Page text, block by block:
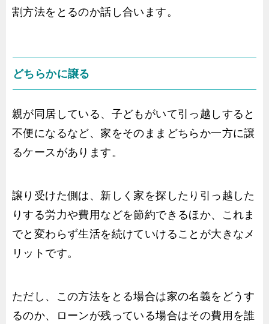
割方法をとるのか話し合います。
どちらかに譲る
親が同居している、子どもがいて引っ越しすると
不便になるなど、家をそのままどちらか一方に譲
るケースがあります。
譲り受けた側は、新しく家を探したり引っ越した
りする労力や費用などを節約できるほか、これま
でと変わらず生活を続けていけることが大きなメ
リットです。
ただし、この方法をとる場合は家の名義をどうす
るのか、ローンが残っている場合はその費用を誰